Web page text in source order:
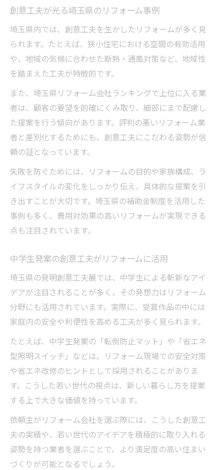
創意工夫が光る埼玉県のリフォーム事例
埼玉県内では、創意工夫を生かしたリフォームが多く見
られます。たとえば、狭小住宅における空間の有効活用
や、地域の気候に合わせた断熱・通風対策など、地域性
を踏まえた工夫が特徴的です。
また、埼玉県リフォーム会社ランキングで上位に入る業
者は、顧客の要望を的確にくみ取り、細部にまで配慮し
た提案を行う傾向があります。評判の悪いリフォーム業
者と差別化するためにも、創意工夫にこだわる姿勢が信
頼の証となっています。
失敗を防ぐためには、リフォームの目的や家族構成、ラ
イフスタイルの変化をしっかり伝え、具体的な提案を引
き出すことが大切です。埼玉県の補助金制度を活用した
事例も多く、費用対効果の高いリフォームが実現できる
点も注目されています。
中学生発案の創意工夫がリフォームに活用
埼玉県の発明創意工夫展では、中学生による斬新なアイ
デアが注目されることが多く、その発想力はリフォーム
分野にも活用されています。実際に、受賞作品の中には
家庭内の安全や利便性を高める工夫が多く見られます。
たとえば、中学生発案の「転倒防止マット」や「省エネ
型照明スイッチ」などは、リフォーム現場での安全対策
や省エネ改修のヒントとして採用されることがありま
す。こうした若い世代の視点は、新しい暮らし方を提案
する上で大きな価値を持っています。
依頼主がリフォーム会社を選ぶ際には、こうした創意工
夫の実績や、若い世代のアイデアを積極的に取り入れる
姿勢を持つ業者を選ぶことで、より満足度の高い住まい
づくりが可能となるでしょう。